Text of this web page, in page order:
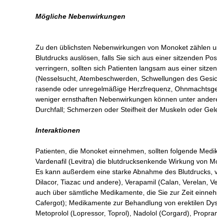
Mögliche Nebenwirkungen
Zu den üblichsten Nebenwirkungen von Monoket zählen
Blutdrucks auslösen, falls Sie sich aus einer sitzenden
verringern, sollten sich Patienten langsam aus einer
(Nesselsucht, Atembeschwerden, Schwellungen des
rasende oder unregelmäßige Herzfrequenz,
weniger ernsthaften Nebenwirkungen können unter
Durchfall; Schmerzen oder Steifheit der Muskeln oder
Interaktionen
Patienten, die Monoket einnehmen, sollten folgende
Vardenafil (Levitra) die blutdrucksenkende Wirkung von
Es kann außerdem eine starke Abnahme des
Dilacor, Tiazac und andere), Verapamil (Calan, Verelan,
auch über sämtliche Medikamente, die Sie zur Zeit
Cafergot); Medikamente zur Behandlung von erektilen
Metoprolol (Lopressor, Toprol), Nadolol (Corgard),